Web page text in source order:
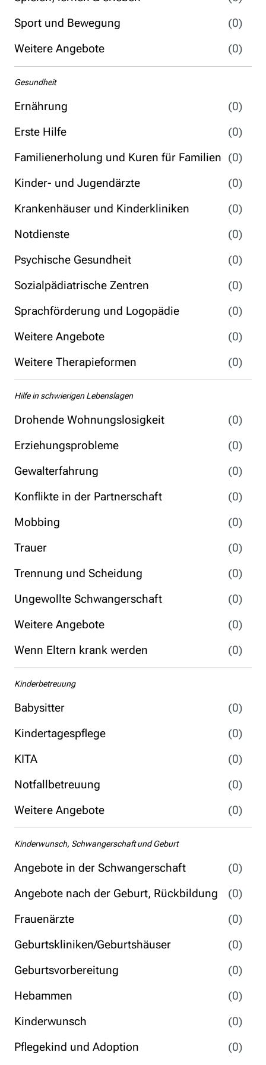
Sport und Bewegung
(0)
Weitere Angebote
(0)
Gesundheit
Ernährung
(0)
Erste Hilfe
(0)
Familienerholung und Kuren für Familien (0)
Kinder- und Jugendärzte
(0)
Krankenhäuser und Kinderkliniken
(0)
Notdienste
(0)
Psychische Gesundheit
(0)
Sozialpädiatrische Zentren
(0)
Sprachförderung und Logopädie
(0)
Weitere Angebote
(0)
Weitere Therapieformen
(0)
Hilfe in schwierigen Lebenslagen
Drohende Wohnungslosigkeit
(0)
Erziehungsprobleme
(0)
Gewalterfahrung
(0)
Konflikte in der Partnerschaft
(0)
Mobbing
(0)
Trauer
(0)
Trennung und Scheidung
(0)
Ungewollte Schwangerschaft
(0)
Weitere Angebote
(0)
Wenn Eltern krank werden
(0)
Kinderbetreuung
Babysitter
(0)
Kindertagespflege
(0)
KITA
(0)
Notfallbetreuung
(0)
Weitere Angebote
(0)
Kinderwunsch, Schwangerschaft und Geburt
Angebote in der Schwangerschaft
(0)
Angebote nach der Geburt, Rückbildung
(0)
Frauenärzte
(0)
Geburtskliniken/Geburtshäuser
(0)
Geburtsvorbereitung
(0)
Hebammen
(0)
Kinderwunsch
(0)
Pflegekind und Adoption
(0)